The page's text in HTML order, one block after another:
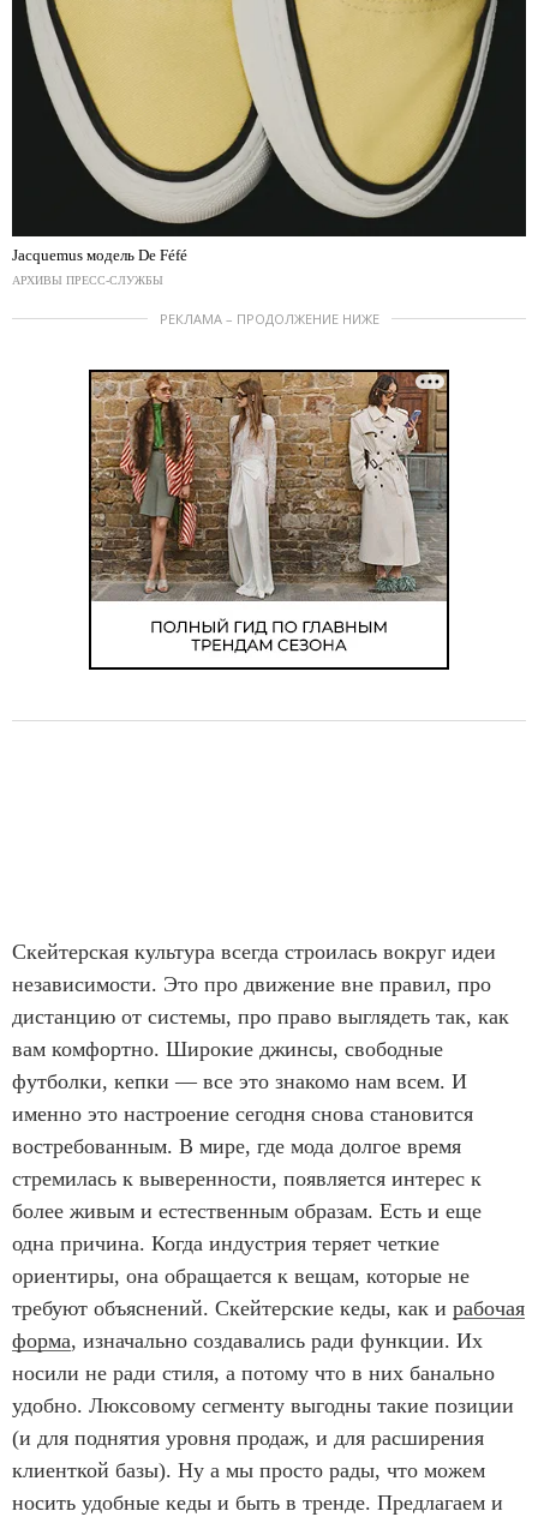
Jacquemus модель De Féfé
АРХИВЫ ПРЕСС-СЛУЖБЫ
РЕКЛАМА – ПРОДОЛЖЕНИЕ НИЖЕ
Скейтерская культура всегда строилась вокруг идеи
независимости. Это про движение вне правил, про
дистанцию от системы, про право выглядеть так, как
вам комфортно. Широкие джинсы, свободные
футболки, кепки — все это знакомо нам всем. И
именно это настроение сегодня снова становится
востребованным. В мире, где мода долгое время
стремилась к выверенности, появляется интерес к
более живым и естественным образам. Есть и еще
одна причина. Когда индустрия теряет четкие
ориентиры, она обращается к вещам, которые не
требуют объяснений. Скейтерские кеды, как и рабочая
форма, изначально создавались ради функции. Их
носили не ради стиля, а потому что в них банально
удобно. Люксовому сегменту выгодны такие позиции
(и для поднятия уровня продаж, и для расширения
клиенткой базы). Ну а мы просто рады, что можем
носить удобные кеды и быть в тренде. Предлагаем и